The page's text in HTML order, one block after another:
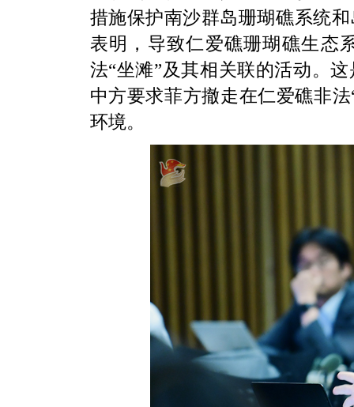
措施保护南沙群岛珊瑚礁系统
表明，导致仁爱礁珊瑚礁生态
法“坐滩”及其相关联的活动。
中方要求菲方撤走在仁爱礁非
环境。